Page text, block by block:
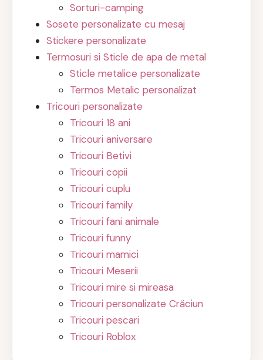
Sorturi-camping
Sosete personalizate cu mesaj
Stickere personalizate
Termosuri si Sticle de apa de metal
Sticle metalice personalizate
Termos Metalic personalizat
Tricouri personalizate
Tricouri 18 ani
Tricouri aniversare
Tricouri Betivi
Tricouri copii
Tricouri cuplu
Tricouri family
Tricouri fani animale
Tricouri funny
Tricouri mamici
Tricouri Meserii
Tricouri mire si mireasa
Tricouri personalizate Crăciun
Tricouri pescari
Tricouri Roblox